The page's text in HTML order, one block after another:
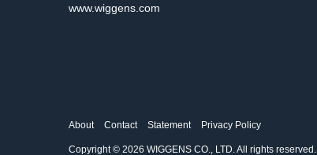
www.wiggens.com
About Contact Statement Privacy Policy
Copyright © 2026 WIGGENS CO., LTD. All rights reserved.